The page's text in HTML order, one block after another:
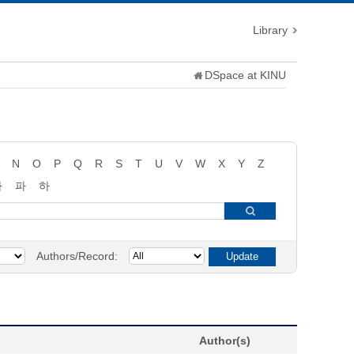
Library
DSpace at KINU
N O P Q R S T U V W X Y
Z
파
하
Authors/Record:
Author(s)